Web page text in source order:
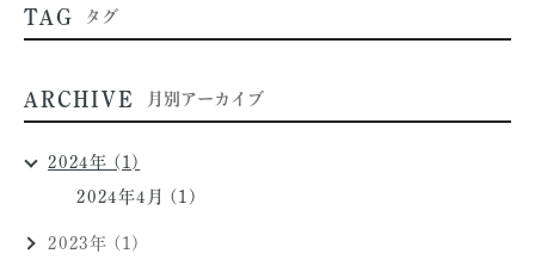
TAG タグ
ARCHIVE 月別アーカイブ
2024年 (1)
2024年4月 (1)
2023年 (1)